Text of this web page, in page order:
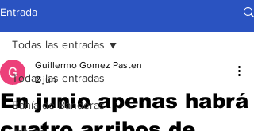
Entrada
Todas las entradas
Bahía de Banderas
Todas las entradas
En junio apenas habrá
Guillermo Gomez Pasten
2 jun